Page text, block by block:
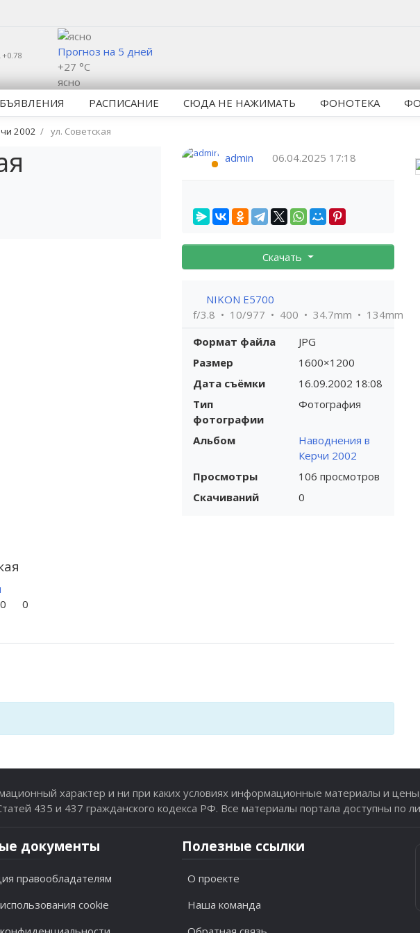
Прогноз на 5 дней
+27 °C
ясно
РАСПИСАНИЕ СЮДА НЕ НАЖИМАТЬ ФОНОТЕКА
2002 ул. Советская
admin 06.04.2025 17:18
Скачать
NIKON E5700
f/3.8
10/977 400 34.7mm
134mm
Формат файла
JPG
Размер
1600×1200
Дата съёмки
16.09.2002 18:08
Тип
фотографии
Фотография
Альбом
Наводнения в
Керчи 2002
Просмотры
106 просмотров
Скачиваний
0
0
0
характер и ни при каких условиях информационные материалы и
435 и 437 гражданского кодекса РФ. Все материалы портала доступны по
документы
правообладателям
cookie
Полезные ссылки
О проекте
Наша команда